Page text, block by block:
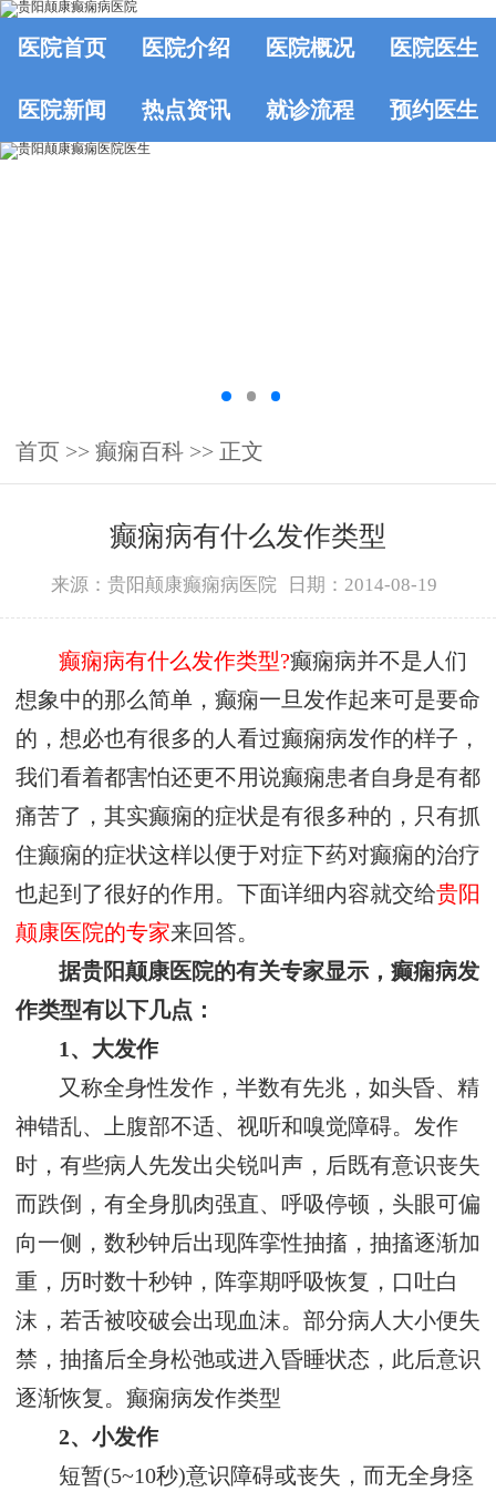
医院首页 医院介绍 医院概况 医院医生
医院新闻 热点资讯 就诊流程 预约医生
首页 >> 癫痫百科 >> 正文
癫痫病有什么发作类型
来源：贵阳颠康癫痫病医院 日期：2014-08-19
癫痫病有什么发作类型?癫痫病并不是人们
想象中的那么简单，癫痫一旦发作起来可是要命
的，想必也有很多的人看过癫痫病发作的样子，
我们看着都害怕还更不用说癫痫患者自身是有都
痛苦了，其实癫痫的症状是有很多种的，只有抓
住癫痫的症状这样以便于对症下药对癫痫的治疗
也起到了很好的作用。下面详细内容就交给贵阳
颠康医院的专家来回答。
据贵阳颠康医院的有关专家显示，癫痫病发
作类型有以下几点：
1、大发作
又称全身性发作，半数有先兆，如头昏、精
神错乱、上腹部不适、视听和嗅觉障碍。发作
时，有些病人先发出尖锐叫声，后既有意识丧失
而跌倒，有全身肌肉强直、呼吸停顿，头眼可偏
向一侧，数秒钟后出现阵挛性抽搐，抽搐逐渐加
重，历时数十秒钟，阵挛期呼吸恢复，口吐白
沫，若舌被咬破会出现血沫。部分病人大小便失
禁，抽搐后全身松弛或进入昏睡状态，此后意识
逐渐恢复。癫痫病发作类型
2、小发作
短暂(5~10秒)意识障碍或丧失，而无全身痉